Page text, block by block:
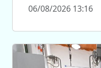
06/08/2026 13:16